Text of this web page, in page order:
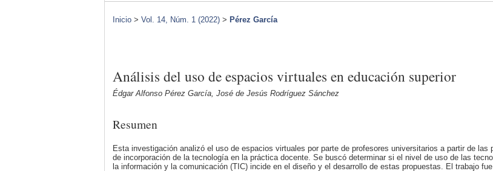
Inicio > Vol. 14, Núm. 1 (2022) > Pérez García
Análisis del uso de espacios virtuales en educación superior
Édgar Alfonso Pérez García, José de Jesús Rodríguez Sánchez
Resumen
Esta investigación analizó el uso de espacios virtuales por parte de profesores universitarios a partir de las
de incorporación de la tecnología en la práctica docente. Se buscó determinar si el nivel de uso de las
la información y la comunicación (TIC) incide en el diseño y el desarrollo de estas propuestas. El trabajo